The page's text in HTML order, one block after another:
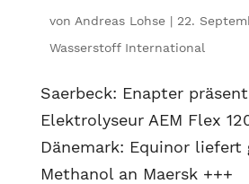
von Andreas Lohse| 22.
Wasserstoff International
Saerbeck: Enapter
Elektrolyseur AEM Flex
Dänemark: Equinor liefert
Methanol an Maersk +++